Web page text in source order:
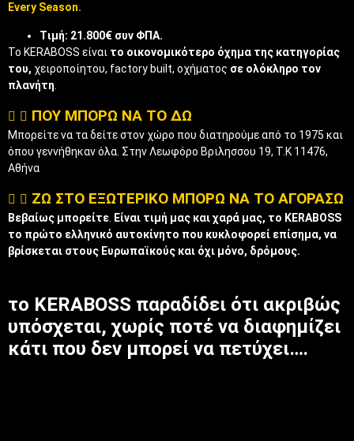
Every Season.
Tιμή: 21.800€ συν ΦΠΑ.
Το KERABOSS είναι το οικονομικότερο όχημα της κατηγορίας
του, χειροποίητου, factory built, οχήματος σε ολόκληρο τον
πλανήτη
ΠΟΥ ΜΠΟΡΩ ΝΑ ΤΟ ΔΩ
Μπορείτε να τα δείτε στον χώρο που διατηρούμε από το 1975 και
όπου γεννήθηκαν όλα. Στην Λεωφόρο Βριλησσου 19, Τ.Κ 11476,
Αθήνα
ΖΩ ΣΤΟ ΕΞΩΤΕΡΙΚΟ ΜΠΟΡΩ ΝΑ ΤΟ ΑΓΟΡΑΣΩ
Βεβαίως μπορείτε. Είναι τιμή μας και χαρά μας, το KERABOSS
το πρώτο ελληνικό αυτοκίνητο που κυκλοφορεί επίσημα, να
βρίσκεται στους Ευρωπαϊκούς και όχι μόνο, δρόμους.
το KERABOSS παραδίδει ότι ακριβώς
υπόσχεται, χωρίς ποτέ να διαφημίζει
κάτι που δεν μπορεί να πετύχει….